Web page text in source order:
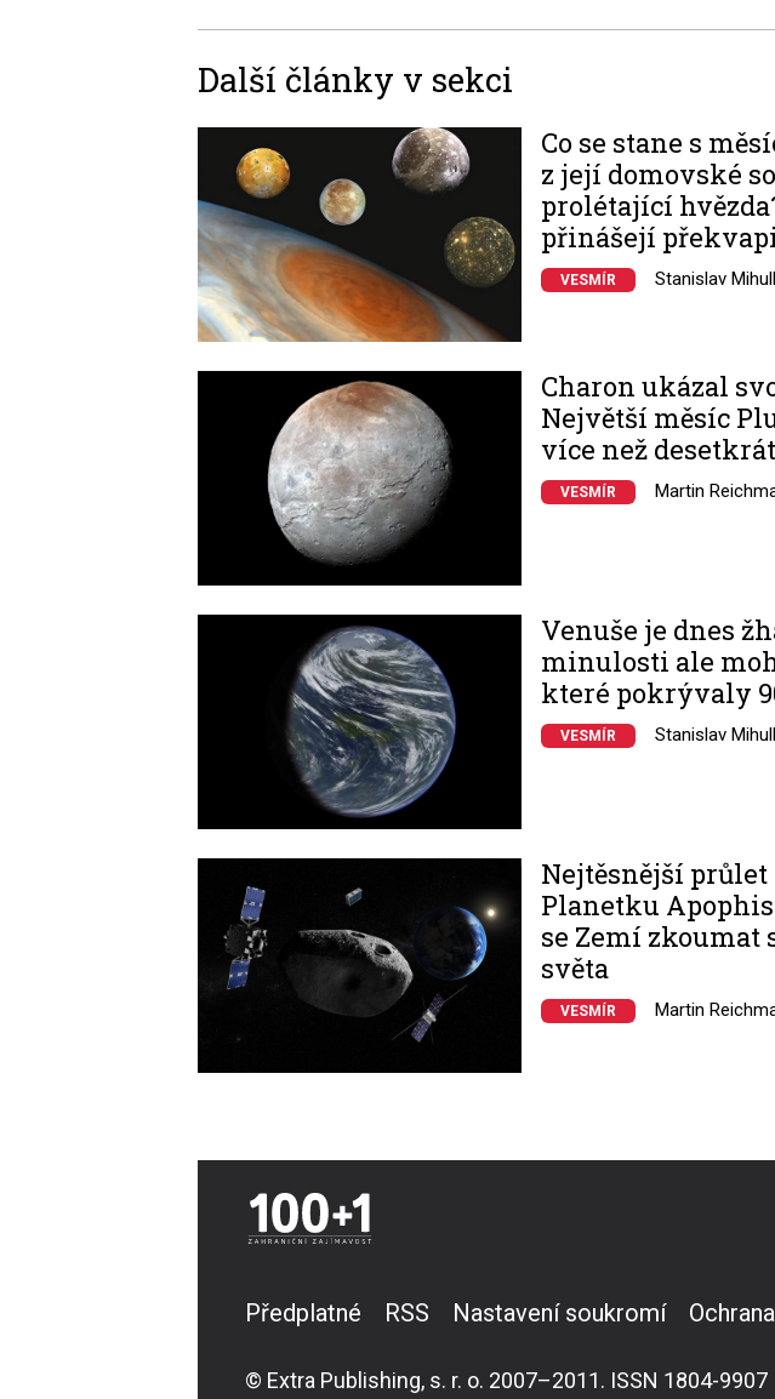
Další články v sekci
Co se stane s
z její domovské
prolétající
přinášejí
VESMÍR Stanislav
Charon ukázal
Největší měsíc
více než
VESMÍR Martin
Venuše je dnes
minulosti ale
které pokrývaly
VESMÍR Stanislav
Nejtěsnější průlet
Planetku
se Zemí zkoumat
světa
VESMÍR Martin
Předplatné RSS Nastavení soukromí
© Extra Publishing, s. r. o. 2007–2011. ISSN 1804-9907